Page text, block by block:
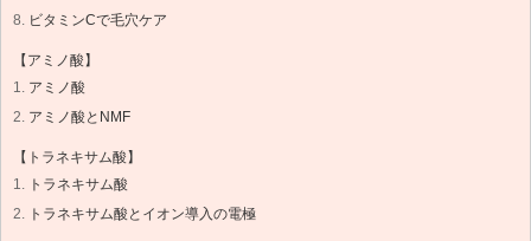
ビタミンCで毛穴ケア
【アミノ酸】
アミノ酸
アミノ酸とNMF
【トラネキサム酸】
トラネキサム酸
トラネキサム酸とイオン導入の電極